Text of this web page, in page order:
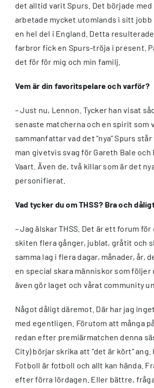
det alltid varit Spurs. Det började
arbetade mycket utomlands i sitt jobb
en hel del i England. Detta
farbror fick en Spurs-tröja i present.
det för för mig och min familj.
Vem är din favoritspelare och varför?
– Just nu, Lennon. Tycker han visat
senaste matcherna och en spirit som
sammanfattar vad det ”nya” Spurs
man givetvis svag för Gareth Bale och
Vaart. Även de, två killar som är det
personifierat.
Vad tycker du om THSS? Bra och
– Jag älskar THSS. Det är ett forum
skiten flera gånger, jublat, gråtit och
samma lag i flera dagar, månader, år,
en special skara människor som följer
även gör laget och vårat community
Något dåligt däremot. Där har jag
med egentligen. Förutom att många
redan efter premiärmatchen denna
City) börjar skrika att ”det är kört” ang.
Fotboll är fotboll och allt kan hända.
efter förra lördagen. Eller bättre,